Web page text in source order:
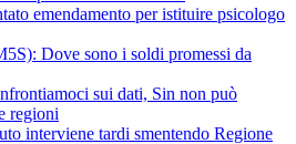
emendamento per istituire psicologo
Dove sono i soldi promessi da
sui dati, Sin non può
regioni
interviene tardi smentendo Regione